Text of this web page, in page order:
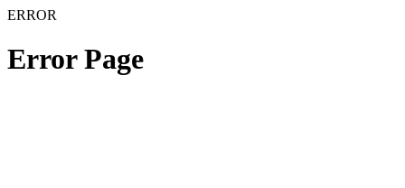
ERROR
Error Page